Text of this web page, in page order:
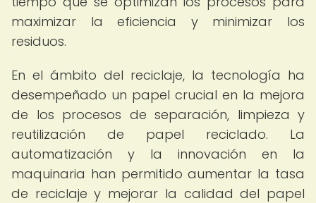
maximizar la eficiencia y minimizar los
residuos.
En el ámbito del reciclaje, la tecnología ha
desempeñado un papel crucial en la mejora
de los procesos de separación, limpieza y
reutilización de papel reciclado. La
automatización y la innovación en la
maquinaria han permitido aumentar la tasa
de reciclaje y mejorar la calidad del papel